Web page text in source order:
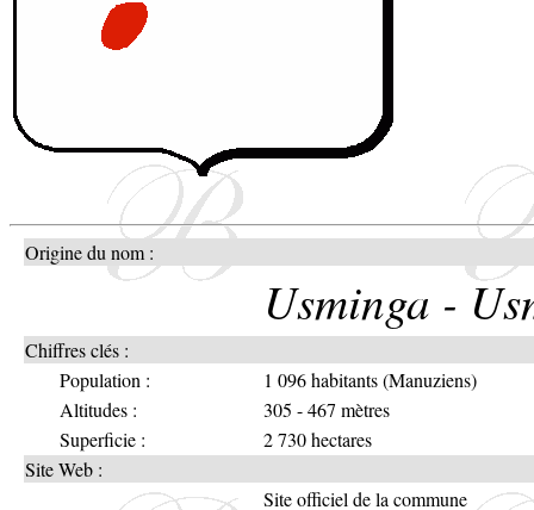
Origine du nom :
Usminga -
Chiffres clés :
Population :
1 096 habitants (Manuziens)
Altitudes :
305 - 467 mètres
Superficie :
2 730 hectares
Site Web :
Site officiel de la commune